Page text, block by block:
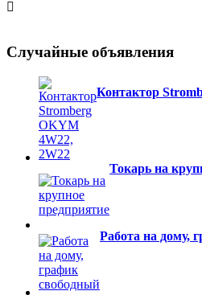
Случайные объявления
Контактор
Токарь на
Работа на дому,